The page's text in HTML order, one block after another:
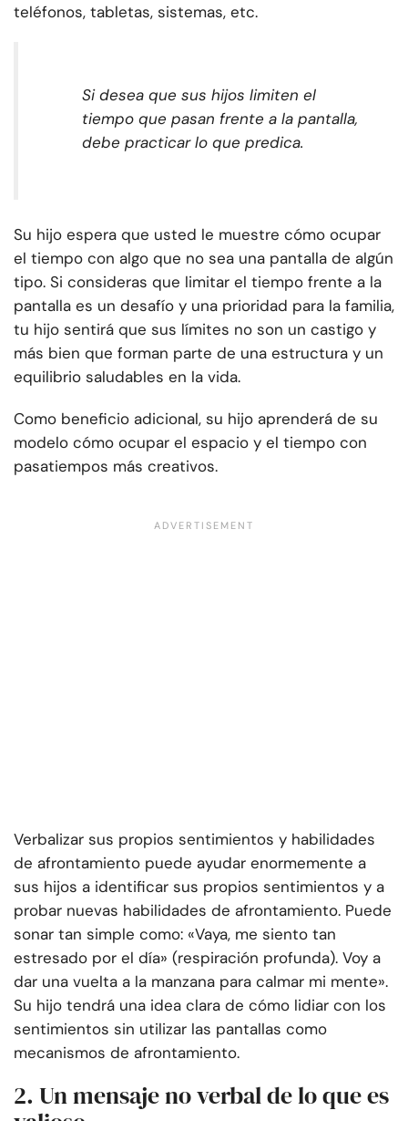
teléfonos, tabletas, sistemas, etc.
Si desea que sus hijos limiten el
tiempo que pasan frente a la pantalla,
debe practicar lo que predica.
Su hijo espera que usted le muestre cómo ocupar
el tiempo con algo que no sea una pantalla de algún
tipo. Si consideras que limitar el tiempo frente a la
pantalla es un desafío y una prioridad para la familia,
tu hijo sentirá que sus límites no son un castigo y
más bien que forman parte de una estructura y un
equilibrio saludables en la vida.
Como beneficio adicional, su hijo aprenderá de su
modelo cómo ocupar el espacio y el tiempo con
pasatiempos más creativos.
Verbalizar sus propios sentimientos y habilidades
de afrontamiento puede ayudar enormemente a
sus hijos a identificar sus propios sentimientos y a
probar nuevas habilidades de afrontamiento. Puede
sonar tan simple como: «Vaya, me siento tan
estresado por el día» (respiración profunda). Voy a
dar una vuelta a la manzana para calmar mi mente».
Su hijo tendrá una idea clara de cómo lidiar con los
sentimientos sin utilizar las pantallas como
mecanismos de afrontamiento.
2. Un mensaje no verbal de lo que es